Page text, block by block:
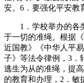
安。6．要强化平安教
1．学校举办的各类
于一切的准绳。根据
近国教》《中华人平
子》等法令律例，3．
逃生为从的准绳，提
的教育和办理，2．敏